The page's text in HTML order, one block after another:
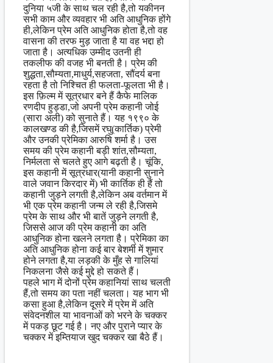
दुनिया ५जी के साथ चल रही है,तो यकीनन
सभी काम और व्यवहार भी अति आधुनिक होंगे
ही,लेकिन प्रेम अति आधुनिक होता है,तो वह
वासना की तरफ मुड़ जाता है या वह भद्दा हो
जाता है। अत्यधिक उम्मीद उतनी ही
तकलीफ की वजह भी बनती है। प्रेम की
शुद्धता,सौम्यता,माधुर्य,सहजता, सौंदर्य बना
रहता है तो निश्चित ही फलता-फूलता भी है।
इस फ़िल्म में सूत्रधार बने हैं कैफे मालिक
रणदीप हुड्डा,जो अपनी प्रेम कहानी जोई
(सारा अली) को सुनाते हैं। यह १९९० के
कालखण्ड की है,जिसमें रघु(कार्तिक) प्रेमी
और उनकी प्रेमिका आरुषि शर्मा है। उस
समय की प्रेम कहानी बड़ी शांत,सौम्यता,
निर्मलता से चलते हुए आगे बढ़ती है। चूंकि,
इस कहानी में सूत्रधार(यानी कहानी सुनाने
वाले जवान किरदार में) भी कार्तिक ही हैं तो
कहानी जुड़ने लगती है,लेकिन अब वर्तमान में
भी एक प्रेम कहानी जन्म ले रही है,जिसमे
प्रेम के साथ और भी बातें जुड़ने लगती है,
जिससे आज की प्रेम कहानी का अति
आधुनिक होना खलने लगता है। प्रेमिका का
अति आधुनिक होना कई बार बेशर्मी में शुमार
होने लगता है,या लड़की के मुँह से गालियां
निकलना जैसे कई मुद्दे हो सकते हैं।
पहले भाग में दोनों प्रेम कहानियां साथ चलती
हैं,तो समय का पता नहीं चलता। यह भाग भी
कसा हुआ है,लेकिन दूसरे में प्रेम में अति
संवेदनशील या भावनाओं को भरने के चक्कर
में पकड़ छूट गई है। नए और पुराने प्यार के
चक्कर में इम्तियाज खुद चक्कर खा बैठे हैं।